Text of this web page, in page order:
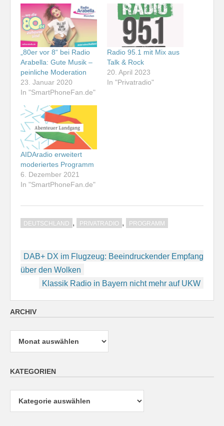
„80er vor 8“ bei Radio
Arabella: Gute Musik –
peinliche Moderation
23. Januar 2020
In "SmartPhoneFan.de"
Radio 95.1 mit Mix aus
Talk & Rock
20. April 2023
In "Privatradio"
AIDAradio erweitert
moderiertes Programm
6. Dezember 2021
In "SmartPhoneFan.de"
DEUTSCHLAND , PRIVATRADIO , PROGRAMM
Beitragsnavigation
DAB+ DX im Flugzeug: Beeindruckender Empfang
über den Wolken
Klassik Radio in Bayern nicht mehr auf UKW
ARCHIV
Archiv
KATEGORIEN